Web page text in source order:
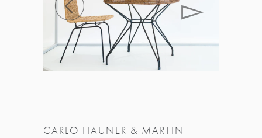
◅ ▻
CARLO HAUNER & MARTIN